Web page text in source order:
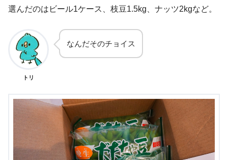
選んだのはビール1ケース、枝豆1.5kg、ナッツ2kgなど。
トリ
なんだそのチョイス